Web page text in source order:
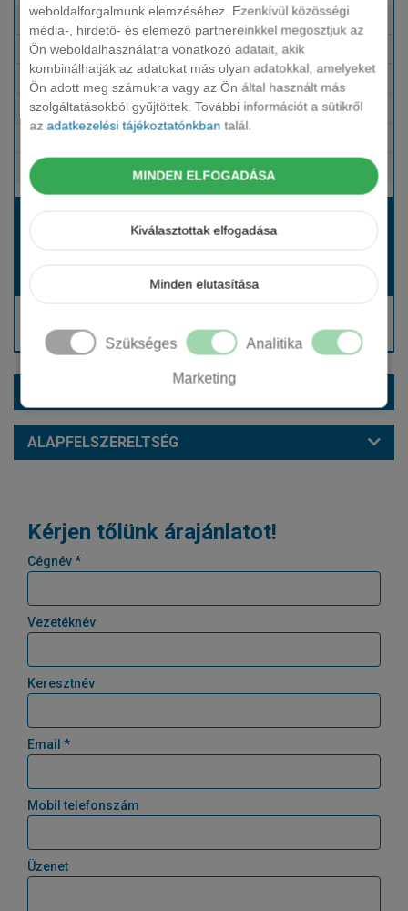
weboldalforgalmunk elemzéséhez. Ezenkívül közösségi
média-, hirdető- és elemező partnereinkkel megosztjuk az
Ön weboldalhasználatra vonatkozó adatait, akik
kombinálhatják az adatokat más olyan adatokkal, amelyeket
Ön adott meg számukra vagy az Ön által használt más
szolgáltatásokból gyűjtöttek. További információt a sütikről
azadatkezelési tájékoztatónkban talál.
MINDEN ELFOGADÁSA
Kiválasztottak elfogadása
Minden elutasítása
Szükséges Analitika
Marketing
Fix HUF finanszírozás Tartalmazza
Karbantartás, szerviz
Téli-nyári gumi Tartalmazza
Biztosítások (KGFB, Casco, GAP) Tartalmazza
Gépjármű- és cégautóadó
Tartalmazza
Hívjon bennünket!
Induló bérleti díj:
Kérjen visszahívást!
ALAPFELSZERELTSÉG
Kérjen tőlünk árajánlatot!
Cégnév *
Vezetéknév
Keresztnév
Email *
Mobil telefonszám
Üzenet